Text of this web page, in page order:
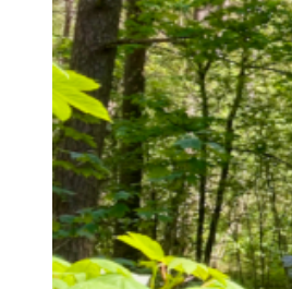
4 personers hytte
5 personers hytte